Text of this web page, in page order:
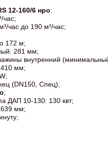
12-160/6 нро:
час;
час до 190 м³/час;
172 м;
281 мм;
внутренний
мм;
(DN150, Спец);
;
ДАП 10-130: 130 квт;
мм;